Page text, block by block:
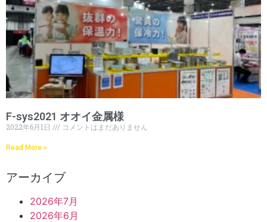
F-sys2021 オオイ金属様
2022年6月1日 コメントはまだありません
Read More »
アーカイブ
2026年7月
2026年6月